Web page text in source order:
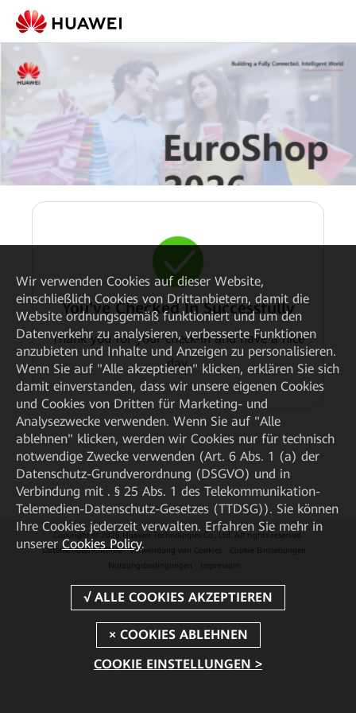
You've Checked In Successfully
Thank you for your check-in and have a nice
day.
Copyright © 2026 Huawei Technologies Co., Ltd. All rights reserved.
Datenschutzrichtlinie
Verwendung von Cookies
Cookie Einstellungen
Nutzungsbedingungen
Impressum
Wir verwenden Cookies auf dieser Website,
einschließlich Cookies von Drittanbietern, damit die
Website ordnungsgemäß funktioniert und um den
Datenverkehr zu analysieren, verbesserte Funktionen
anzubieten und Inhalte und Anzeigen zu personalisieren.
Wenn Sie auf "Alle akzeptieren" klicken, erklären Sie sich
damit einverstanden, dass wir unsere eigenen Cookies
und Cookies von Dritten für Marketing- und
Analysezwecke verwenden. Wenn Sie auf "Alle
ablehnen" klicken, werden wir Cookies nur für technisch
notwendige Zwecke verwenden (Art. 6 Abs. 1 (a) der
Datenschutz-Grundverordnung (DSGVO) und in
Verbindung mit . § 25 Abs. 1 des Telekommunikation-
Telemedien-Datenschutz-Gesetzes (TTDSG)). Sie können
Ihre Cookies jederzeit verwalten. Erfahren Sie mehr in
unserer Cookies Policy.
COOKIE EINSTELLUNGEN >